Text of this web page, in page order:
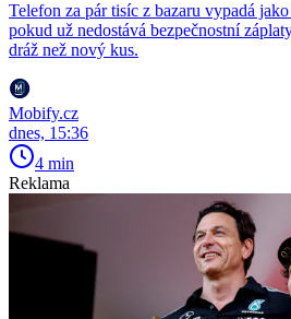
Telefon za pár tisíc z bazaru vypadá
pokud už nedostává bezpečnostní
dráž než nový kus.
Mobify.cz
dnes, 15:36
4 min
Reklama